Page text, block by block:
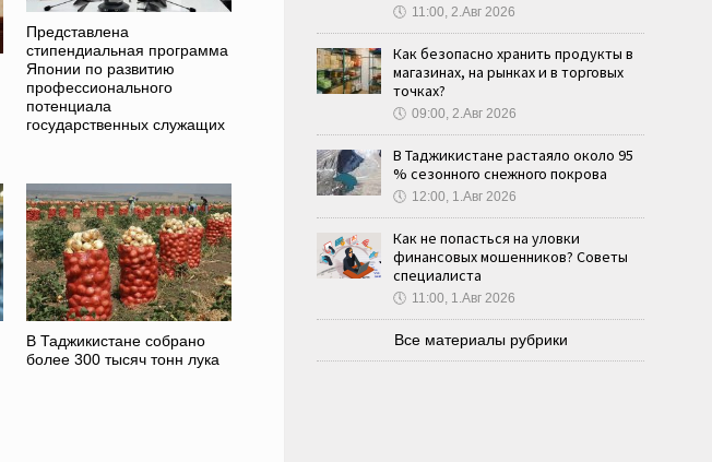
Представлена
стипендиальная программа
Японии по развитию
профессионального
потенциала
государственных служащих
В Таджикистане собрано
более 300 тысяч тонн лука
🕔 11:00, 2.Авг 2026
Как безопасно хранить продукты в
магазинах, на рынках и в торговых
точках?
🕔 09:00, 2.Авг 2026
В Таджикистане растаяло около 95
% сезонного снежного покрова
🕔 12:00, 1.Авг 2026
Как не попасться на уловки
финансовых мошенников? Советы
специалиста
🕔 11:00, 1.Авг 2026
Все материалы рубрики